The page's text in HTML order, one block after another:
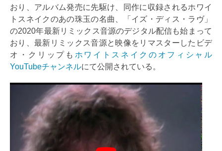
おり、アルバム発売に先駆け、同作に収録されるホワイ
トスネイクのあの珠玉の名曲、「イズ・ディス・ラヴ」
の2020年最新リミックス音源のデジタル配信も始まって
おり、最新リミックス音源と映像をリマスターしたビデ
オ・クリップも ホワイトスネイクのオフィシャル
YouTubeチャンネルにて公開されている。